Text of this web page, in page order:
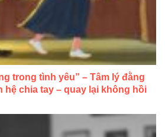
trong tình yêu” – Tâm lý đằng
hệ chia tay – quay lại không hồi